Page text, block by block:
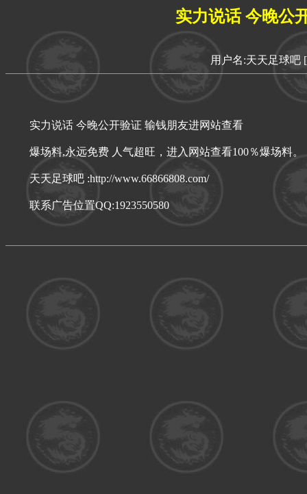
实力说话 今晚公
用户名:天天足球吧
实力说话 今晚公开验证 输钱朋友进网站查看
爆场料,永远免费 人气超旺，进入网站查看100％爆场料。
天天足球吧 :http://www.66866808.com/
联系广告位置QQ:1923550580